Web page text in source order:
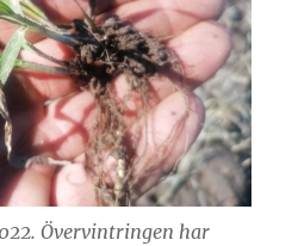
Övervintringen har